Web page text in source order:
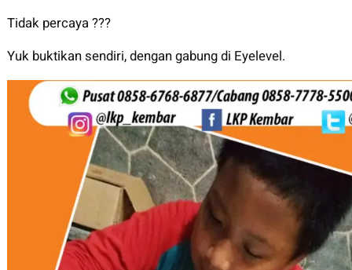
Tidak percaya ???
Yuk buktikan sendiri, dengan gabung di Eyelevel.